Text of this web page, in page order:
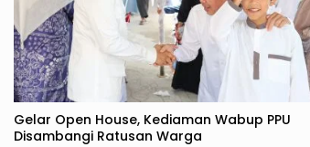
Gelar Open House, Kediaman Wabup PPU
Disambangi Ratusan Warga